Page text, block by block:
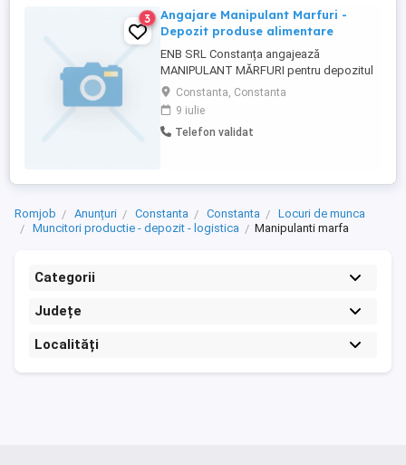
3
Angajare Manipulant Marfuri -
Depozit produse alimentare
ENB SRL Constanța angajează
MANIPULANT MĂRFURI pentru depozitul
societății din municipiul Constanța
Responsabilități principale Manipularea
mărfurilor în depozit: recepție, sortare,
organizare și pregătire pentru livrare.
corect ...
Constanta, Constanta
9 iulie
Telefon validat
Romjob Anunțuri Constanta Constanta
Locuri de munca
Muncitori productie - depozit - logistica
Manipulanti marfa
Categorii
Județe
Localități